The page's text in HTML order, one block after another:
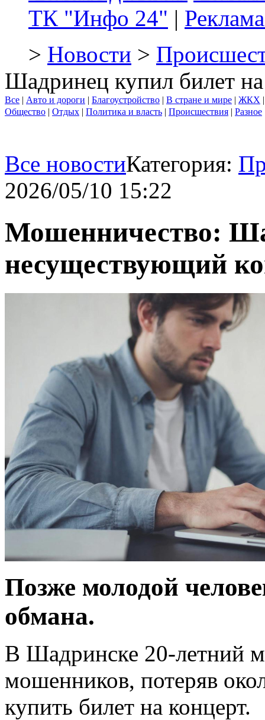
ТК "Инфо 24" |
> Новости >
Шадринец купил билет
Все | Авто и дороги | Благоустройство | В стране и мире | ЖКХ
Общество | Отдых | Политика и власть | Происшествия | Разное
Все новостиКатегория:
2026/05/10 15:22
Мошенничество:
несуществующий
Позже молодой
обмана.
В Шадринске 20-летний
мошенников, потеряв
купить билет на концерт.